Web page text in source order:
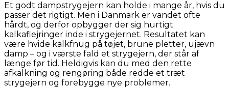
Et godt dampstrygejern kan holde i mange år, hvis du
passer det rigtigt. Men i Danmark er vandet ofte
hårdt, og derfor opbygger der sig hurtigt
kalkaflejringer inde i strygejernet. Resultatet kan
være hvide kalkfnug på tøjet, brune pletter, ujævn
damp – og i værste fald et strygejern, der står af
længe før tid. Heldigvis kan du med den rette
afkalkning og rengøring både redde et træt
strygejern og forebygge nye problemer.